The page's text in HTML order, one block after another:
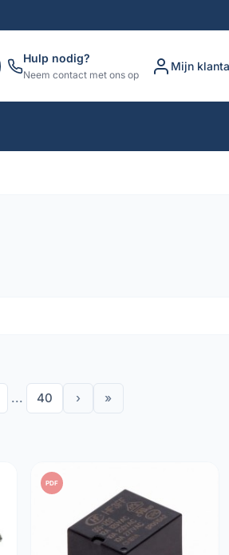
Hulp nodig?
Neem contact met ons op
Mijn
... 40 › »
PDF